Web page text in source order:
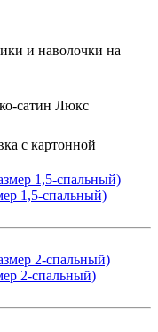
и наволочки на
сатин Люкс
с картонной
1,5-спальный)
2-спальный)